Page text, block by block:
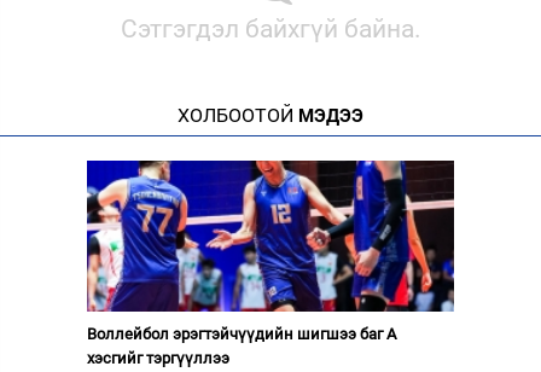
Сэтгэгдэл байхгүй байна.
ХОЛБООТОЙ МЭДЭЭ
Воллейбол эрэгтэйчүүдийн шигшээ баг А
хэсгийг тэргүүллээ